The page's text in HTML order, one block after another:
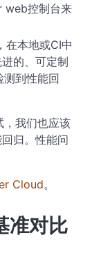
web控制台来
在本地或CI中
的、可定制
到性能回
，我们也应该
归。性能问
Cloud。
准对比